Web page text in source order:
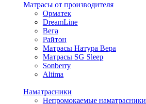
Матрасы от производителя
Орматек
DreamLine
Вега
Райтон
Матрасы Натура Вера
Матрасы SG Sleep
Sonberry
Altima
Наматрасники
Непромокаемые наматрасники